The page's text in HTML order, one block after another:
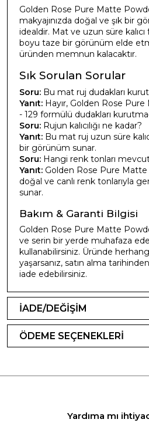
Golden Rose Pure Matte
makyajınızda doğal ve şık bir
idealdir. Mat ve uzun süre
boyu taze bir görünüm elde
üründen memnun kalacaktır.
Sık Sorulan Sorular
Soru: Bu mat ruj dudakları
Yanıt: Hayır, Golden Rose
- 129 formülü dudakları
Soru: Rujun kalıcılığı ne kadar?
Yanıt: Bu mat ruj uzun süre
bir görünüm sunar.
Soru: Hangi renk tonları
Yanıt: Golden Rose Pure
doğal ve canlı renk tonlarıyla
sunar.
Bakım & Garanti Bilgisi
Golden Rose Pure Matte
ve serin bir yerde muhafaza
kullanabilirsiniz. Üründe
yaşarsanız, satın alma
iade edebilirsiniz.
İADE/DEĞİŞİM
ÖDEME SEÇENEKLERİ
Yardıma mı